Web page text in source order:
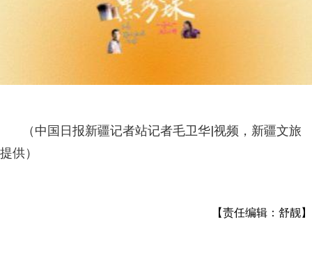
（中国日报新疆记者站记者毛卫华|视频，新疆文旅
提供）
【责任编辑：舒靓】